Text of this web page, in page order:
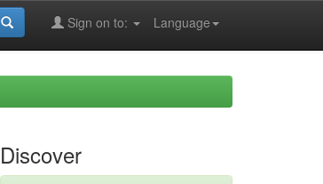
Language
Sign on to:
Discover